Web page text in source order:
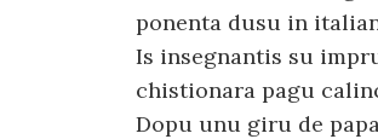
ponenta dusu in
Is insegnantis su
chistionara pagu
Dopu unu giru de